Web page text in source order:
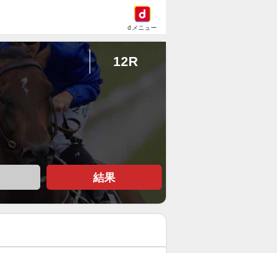
dメニュー
12R
結果